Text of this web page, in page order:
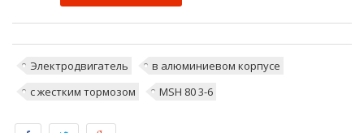
Электродвигатель
в алюминиевом корпусе
с жестким тормозом
MSH 80 3-6